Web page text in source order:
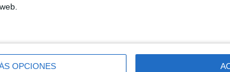
OPCIONES
destacado en la teleserie The Young Pope de
español Javier Cámara. Y también puso su voz a
Dory de Pixar.